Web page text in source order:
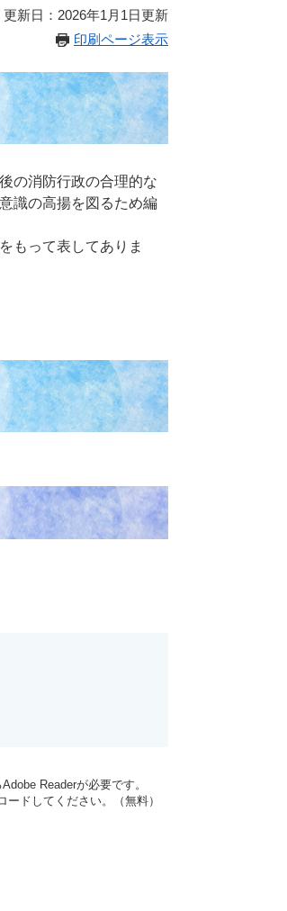
更新日：2026年1月1日更新
印刷ページ表示
の消防行政の合理的な
識の高揚を図るため編
もって表してありま
Readerが必要です。
ドしてください。（無料）